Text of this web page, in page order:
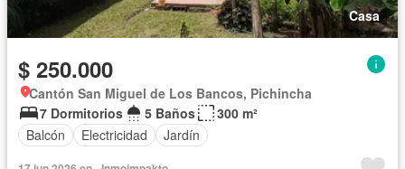
Casa
$ 250.000
Cantón San Miguel de Los Bancos, Pichincha
7 Dormitorios
5 Baños
300 m²
Balcón
Electricidad Jardín